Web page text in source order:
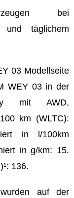
bei
und täglichem
03 Modellseite
WEY 03 in der
mit AWD,
km (WLTC):
in l/100km
in g/km: 15.
136.
auf der